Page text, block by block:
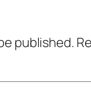
published.